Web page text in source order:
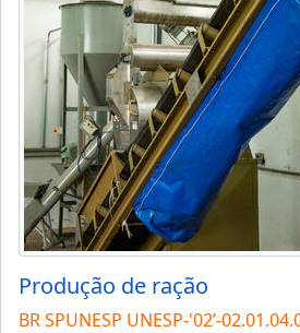
Produção de ração
BR SPUNESP UNESP-'02’-